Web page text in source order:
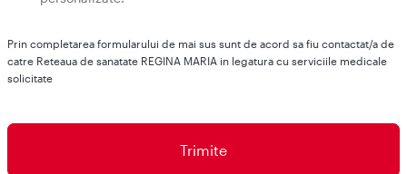
Prin completarea formularului de mai sus sunt de acord sa fiu contactat/a de
catre Reteaua de sanatate REGINA MARIA in legatura cu serviciile medicale
solicitate